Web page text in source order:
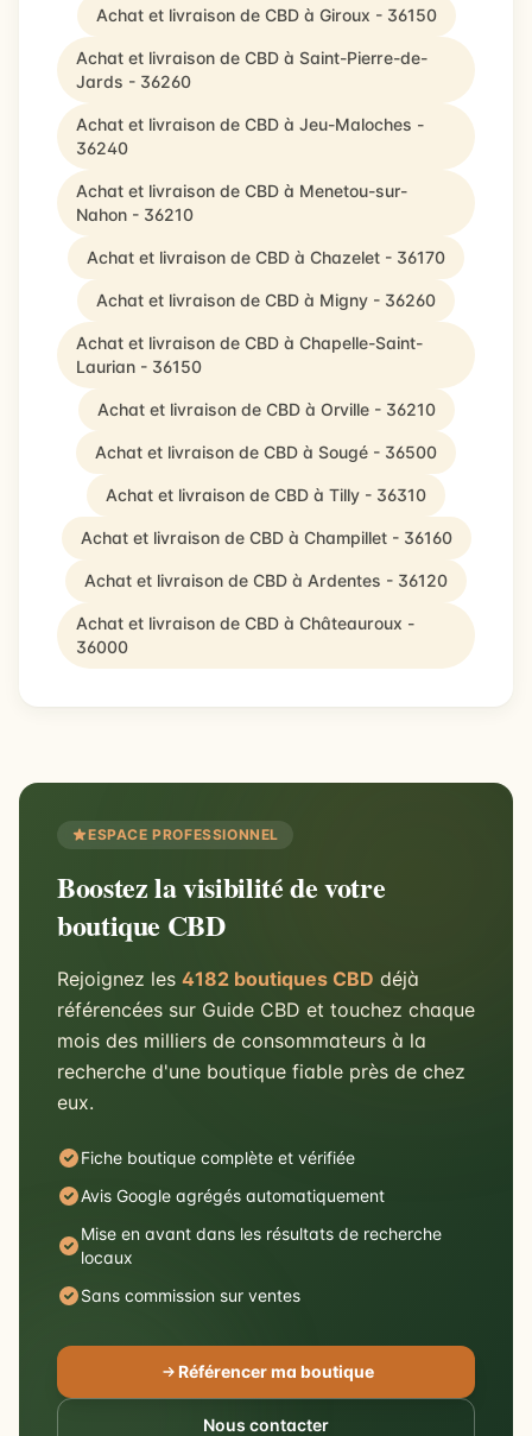
Achat et livraison de CBD à Giroux - 36150
Achat et livraison de CBD à Saint-Pierre-de-
Jards - 36260
Achat et livraison de CBD à Jeu-Maloches -
36240
Achat et livraison de CBD à Menetou-sur-
Nahon - 36210
Achat et livraison de CBD à Chazelet - 36170
Achat et livraison de CBD à Migny - 36260
Achat et livraison de CBD à Chapelle-Saint-
Laurian - 36150
Achat et livraison de CBD à Orville - 36210
Achat et livraison de CBD à Sougé - 36500
Achat et livraison de CBD à Tilly - 36310
Achat et livraison de CBD à Champillet - 36160
Achat et livraison de CBD à Ardentes - 36120
Achat et livraison de CBD à Châteauroux -
36000
ESPACE PROFESSIONNEL
Boostez la visibilité de votre
boutique CBD
Rejoignez les 4182 boutiques CBD déjà
référencées sur Guide CBD et touchez chaque
mois des milliers de consommateurs à la
recherche d'une boutique fiable près de chez
eux.
Fiche boutique complète et vérifiée
Avis Google agrégés automatiquement
Mise en avant dans les résultats de recherche
locaux
Sans commission sur ventes
Référencer ma boutique
Nous contacter